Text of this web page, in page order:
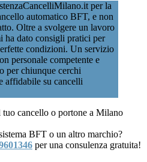
per la
automatico BFT, e non
Oltre a svolgere un lavoro
ha dato consigli pratici per
condizioni. Un servizio
personale competente e
per chiunque cerchi
affidabile su cancelli
cancello o portone a Milano
BFT o un altro marchio?
per una consulenza gratuita!